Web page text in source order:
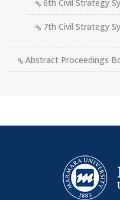
6th Civil Strategy
7th Civil Strategy
Abstract Proceedings